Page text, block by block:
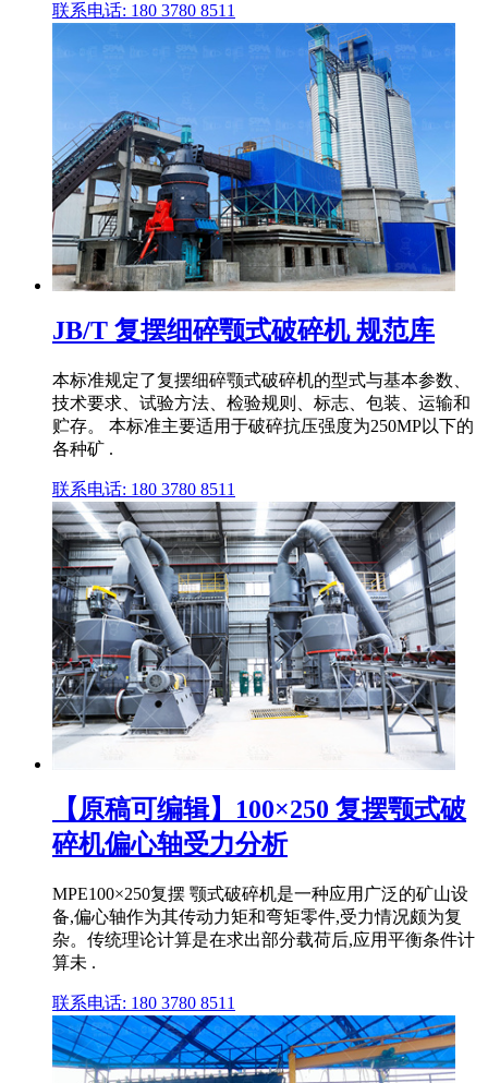
联系电话: 180 3780 8511
JB/T 复摆细碎颚式破碎机 规范库
本标准规定了复摆细碎颚式破碎机的型式与基本参数、
技术要求、试验方法、检验规则、标志、包装、运输和
贮存。 本标准主要适用于破碎抗压强度为250MP以下的
各种矿 .
联系电话: 180 3780 8511
【原稿可编辑】100×250 复摆颚式破
碎机偏心轴受力分析
MPE100×250复摆 颚式破碎机是一种应用广泛的矿山设
备,偏心轴作为其传动力矩和弯矩零件,受力情况颇为复
杂。传统理论计算是在求出部分载荷后,应用平衡条件计
算未 .
联系电话: 180 3780 8511